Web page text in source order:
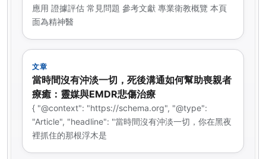
應用 證據評估 常見問題 參考文獻 專業衛教概覽 本頁
面為精神醫
文章
當時間沒有沖淡一切，死後溝通如何幫助喪親者
療癒：靈媒與EMDR悲傷治療
{ "@context": "https://schema.org", "@type":
"Article", "headline": "當時間沒有沖淡一切，你在黑夜
裡抓住的那根浮木是